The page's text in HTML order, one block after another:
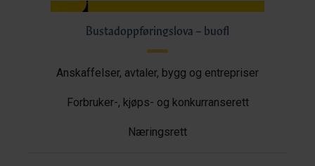
Bustadoppføringslova – buofl
Anskaffelser, avtaler, bygg og entrepriser
Forbruker-, kjøps- og konkurranserett
Næringsrett